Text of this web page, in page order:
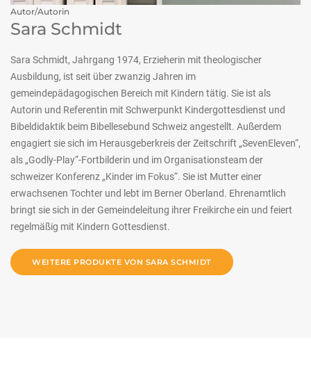
Autor/Autorin
Sara Schmidt
Sara Schmidt, Jahrgang 1974, Erzieherin mit theologischer
Ausbildung, ist seit über zwanzig Jahren im
gemeindepädagogischen Bereich mit Kindern tätig. Sie ist als
Autorin und Referentin mit Schwerpunkt Kindergottesdienst und
Bibeldidaktik beim Bibellesebund Schweiz angestellt. Außerdem
engagiert sie sich im Herausgeberkreis der Zeitschrift „SevenEleven“,
als „Godly-Play“-Fortbilderin und im Organisationsteam der
schweizer Konferenz „Kinder im Fokus“. Sie ist Mutter einer
erwachsenen Tochter und lebt im Berner Oberland. Ehrenamtlich
bringt sie sich in der Gemeindeleitung ihrer Freikirche ein und feiert
regelmäßig mit Kindern Gottesdienst.
WEITERE PRODUKTE VON SARA SCHMIDT